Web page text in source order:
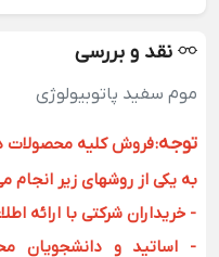
نقد و بررسی
موم سفید پاتوبیولوژی
توجه:فروش کلیه محصولات
به یکی از روشهای زیر انجام
- خریداران شرکتی با ارائه
- اساتید و دانشجویان